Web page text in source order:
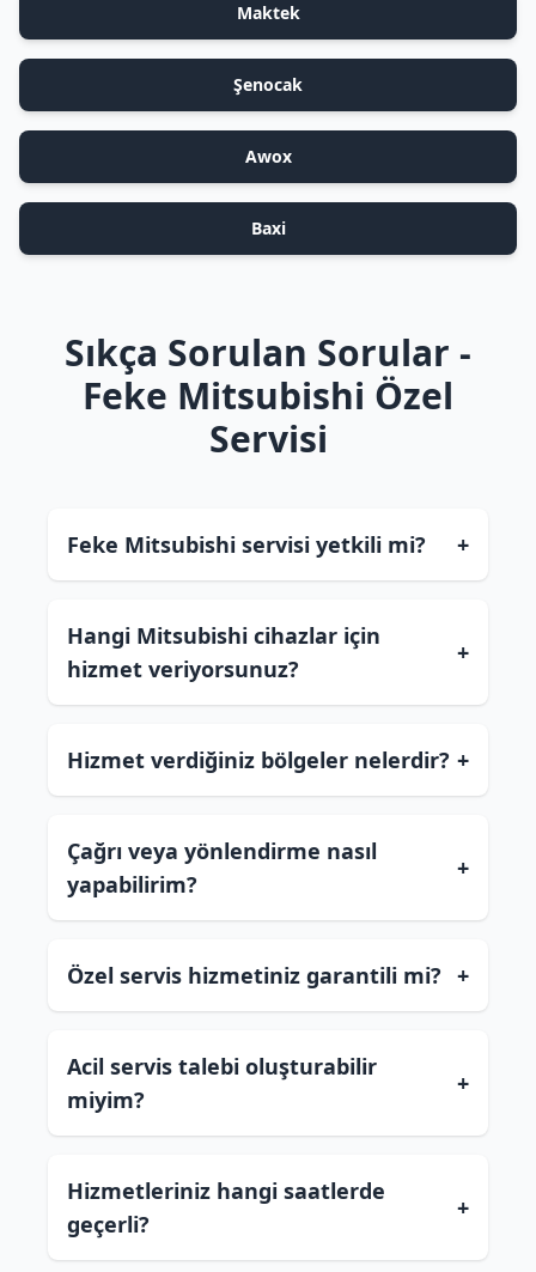
Maktek
Şenocak
Awox
Baxi
Sıkça Sorulan Sorular -
Feke Mitsubishi Özel
Servisi
Feke Mitsubishi servisi yetkili mi? +
Hangi Mitsubishi cihazlar için
hizmet veriyorsunuz?
+
Hizmet verdiğiniz bölgeler nelerdir? +
Çağrı veya yönlendirme nasıl
yapabilirim?
+
Özel servis hizmetiniz garantili mi? +
Acil servis talebi oluşturabilir
miyim?
+
Hizmetleriniz hangi saatlerde
geçerli?
+